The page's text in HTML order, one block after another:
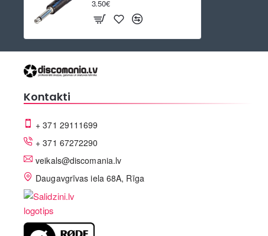
3.50€
Kontakti
+ 371 29111699
+ 371 67272290
veikals@discomania.lv
Daugavgrīvas iela 68A, Rīga